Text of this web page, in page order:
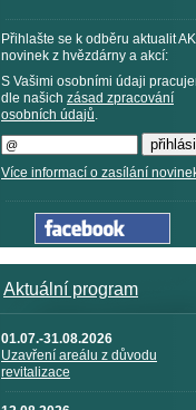
Přihlašte se k odběru aktualit
novinek z hvězdárny a akcí:
S Vašimi osobními údaji
dle našich zásad zpracování
osobních údajů.
Více informací o zasílání
Aktuální program
01.07.-31.08.2026
Uzavření areálu z důvodu
revitalizace